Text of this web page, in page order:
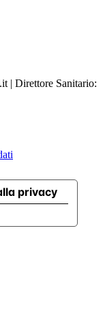
| Direttore Sanitario:
privacy